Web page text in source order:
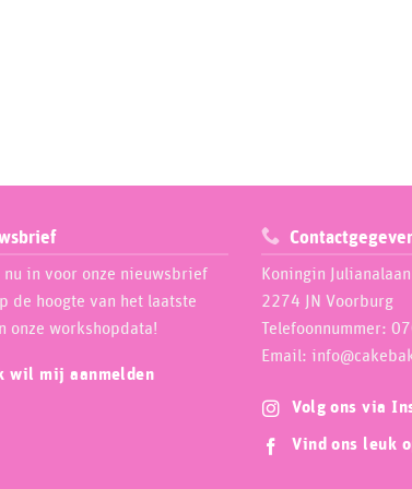
in voor onze nieuwsbrief
de hoogte van het laatste
onze workshopdata!
wil mij aanmelden
Koningin
2274 JN Voorburg
Telefoonnummer:
Email:
Volg ons via
Vind ons leuk